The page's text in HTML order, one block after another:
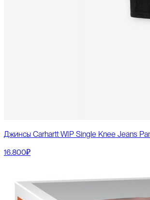
Джинсы Carhartt WIP Single Knee Jeans
16.800₽